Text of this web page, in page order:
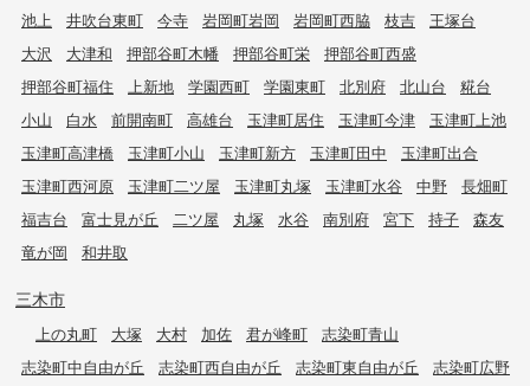
池上
井吹台東町 今寺 岩岡町岩岡 岩岡町西脇 枝吉
王塚台
大沢
大津和 押部谷町木幡 押部谷町栄
押部谷町西盛
押部谷町福住
上新地 学園西町 学園東町 北別府 北山台
糀台
小山
白水 前開南町 高雄台 玉津町居住 玉津町今津
玉津町上池
玉津町高津橋
玉津町小山 玉津町新方 玉津町田中
玉津町出合
玉津町西河原
玉津町二ツ屋 玉津町丸塚 玉津町水谷 中野
長畑町
福吉台
富士見が丘 二ツ屋 丸塚 水谷 南別府 宮下 持子
森友
竜が岡
和井取
三木市
上の丸町 大塚 大村 加佐 君が峰町
志染町青山
志染町中自由が丘
志染町西自由が丘 志染町東自由が丘
志染町広野